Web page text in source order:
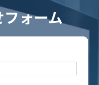
ォーム